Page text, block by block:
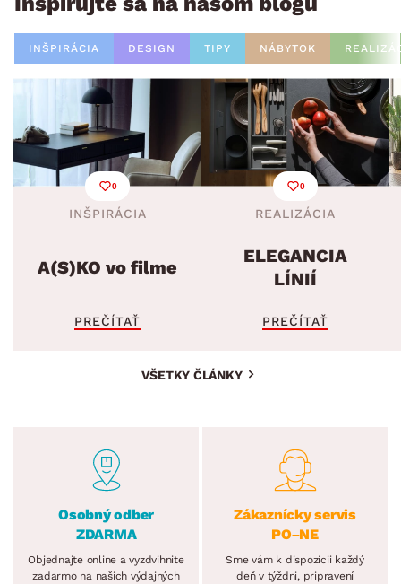
INŠPIRÁCIA DESIGN TIPY NÁBYTOK
0
INŠPIRÁCIA
A(S)KO vo filme
PREČÍTAŤ
0
REALIZÁCIA
ELEGANCIA
LÍNIÍ
PREČÍTAŤ
VŠETKY ČLÁNKY
Osobný odber
ZDARMA
Objednajte online a vyzdvihnite
zadarmo na našich výdajných
Zákaznícky servis
PO–NE
Sme vám k dispozícii každý
deň v týždni, pripravení